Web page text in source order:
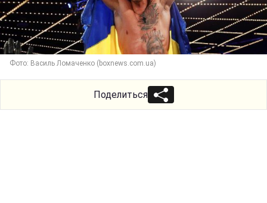
Фото: Василь Ломаченко (boxnews.com.ua)
Поделиться